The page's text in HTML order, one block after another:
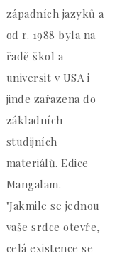
západních jazyků a
od r. 1988 byla na
řadě škol a
universit v USA i
jinde zařazena do
základních
studijních
materiálů. Edice
Mangalam.
"Jakmile se jednou
vaše srdce otevře,
celá existence se